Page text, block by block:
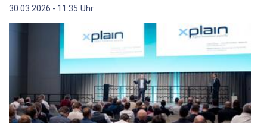
30.03.2026 - 11:35 Uhr